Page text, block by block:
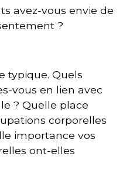
avez-vous envie de
?
typique. Quels
vous en lien avec
? Quelle place
corporelles
importance vos
ont-elles